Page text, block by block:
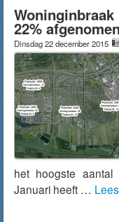
22%
Dinsdag 22 december 2015
het hoogste
Januari heeft …